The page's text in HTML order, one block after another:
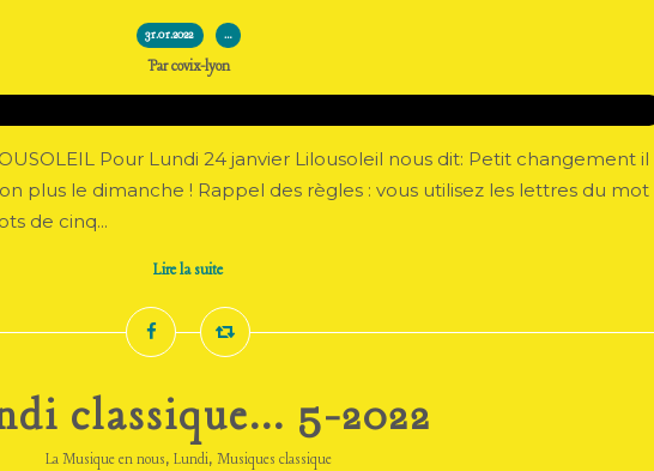
31.01.2022 …
Par covix-lyon
Pour Lundi 24 janvier Lilousoleil nous dit: Petit changement il
plus le dimanche ! Rappel des règles : vous utilisez les lettres du mot
de cinq...
Lire la suite
classique... 5-2022
La Musique en nous, Lundi, Musiques classique